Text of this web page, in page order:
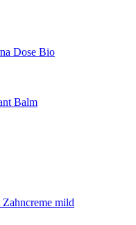
Dose Bio
Balm
mild